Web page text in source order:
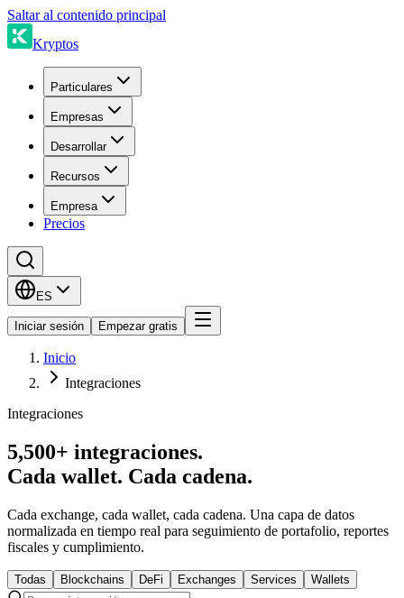
Saltar al contenido principal
Kryptos
Particulares
Empresas
Desarrollar
Recursos
Empresa
Precios
ES
Iniciar sesión Empezar gratis
Inicio
Integraciones
Integraciones
5,500+ integraciones.
Cada wallet. Cada cadena.
Cada exchange, cada wallet, cada cadena. Una capa de datos
normalizada en tiempo real para seguimiento de portafolio, reportes
fiscales y cumplimiento.
Todas Blockchains DeFi Exchanges Services Wallets